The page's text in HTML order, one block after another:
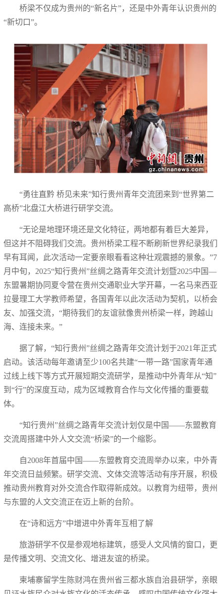
桥梁不仅成为贵州的“新名片”，还是中外青年认识贵州的
“新切口”。
“勇往直黔 桥见未来”知行贵州青年交流团来到“世界第二
高桥”北盘江大桥进行研学交流。
“无论是地理环境还是文化特征，两地都有着巨大差异，
但这并不阻碍我们交流。贵州桥梁工程不断刷新世界纪录我们
早有耳闻，此次活动一定要亲眼看看这种壮观震撼的景象。”7
月中旬，2025“知行贵州”丝绸之路青年交流计划暨2025中国—
东盟暑期协同夏令营在贵州交通职业大学开幕，一名马来西亚
拉曼理工大学教师希望，各国青年以此次活动为契机，以桥会
友、加强交流，“期待我们的友谊就像贵州桥梁一样，跨越山
海、连接未来。”
据了解，“知行贵州”丝绸之路青年交流计划于2021年正式
启动。该活动每年邀请至少100名共建“一带一路”国家青年通
过线上线下等方式开展短期交流研学，是推动中外青年从“知”
到“行”的深度互动，成为区域教育合作与文化传播的重要载
体。
“知行贵州”丝绸之路青年交流计划仅是中国——东盟教育
交流周搭建中外人文交流“桥梁”的一个缩影。
自2008年首届中国——东盟教育交流周举办以来，中外青
年交流日益频繁。研学交流、文体交流等活动有序开展，积极
推动贵州教育对外交流合作取得新成效。以教育为纽带，贵州
与东盟的人文交流正在迈上新的台阶。
在“诗和远方”中增进中外青年互相了解
旅游研学不仅是参观地标建筑，感受人文风情的窗口，更
是传播文明、交流文化、增进友谊的桥梁。
柬埔寨留学生陈财鸿在贵州省三都水族自治县研学，亲眼